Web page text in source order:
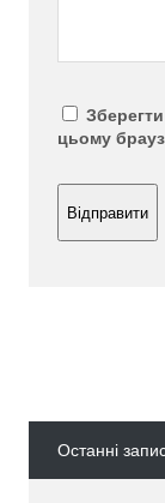
цьому
Останні